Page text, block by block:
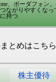
、ボーダフォン
ながりやすくなっ
持つ
とめはこちら
株主優待